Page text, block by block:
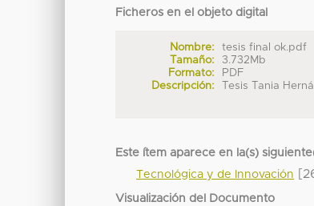
Ficheros en el objeto digital
Nombre:
tesis final ok.pdf
Tamaño:
3.732Mb
Formato:
PDF
Descripción:
Tesis Tania
Este ítem aparece en la(s)
Tecnológica y de Innovación
Visualización del Documento